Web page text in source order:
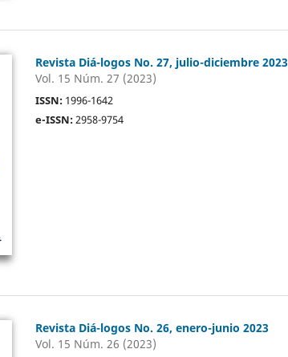
Revista Diá-logos No. 27, julio-diciembre 2023
Vol. 15 Núm. 27 (2023)
ISSN: 1996-1642
e-ISSN:2958-9754
Revista Diá-logos No. 26, enero-junio 2023
Vol. 15 Núm. 26 (2023)